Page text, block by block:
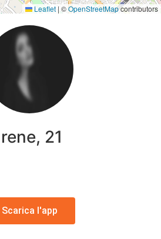
Leaflet | ©OpenStreetMapcontributors
21
Scarica l'app